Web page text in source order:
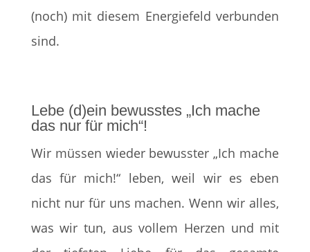
(noch) mit diesem Energiefeld verbunden
sind.
Lebe (d)ein bewusstes „Ich mache
das nur für mich“!
Wir müssen wieder bewusster „Ich mache
das für mich!“ leben, weil wir es eben
nicht nur für uns machen. Wenn wir alles,
was wir tun, aus vollem Herzen und mit